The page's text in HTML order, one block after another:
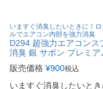
いますぐ消臭したいときに！
ルでエアコン内部を強力消臭
D294 超強力エアコンス
消臭 銀 サボン プレミア
販売価格 ¥900税込
いますぐ消臭したいとき